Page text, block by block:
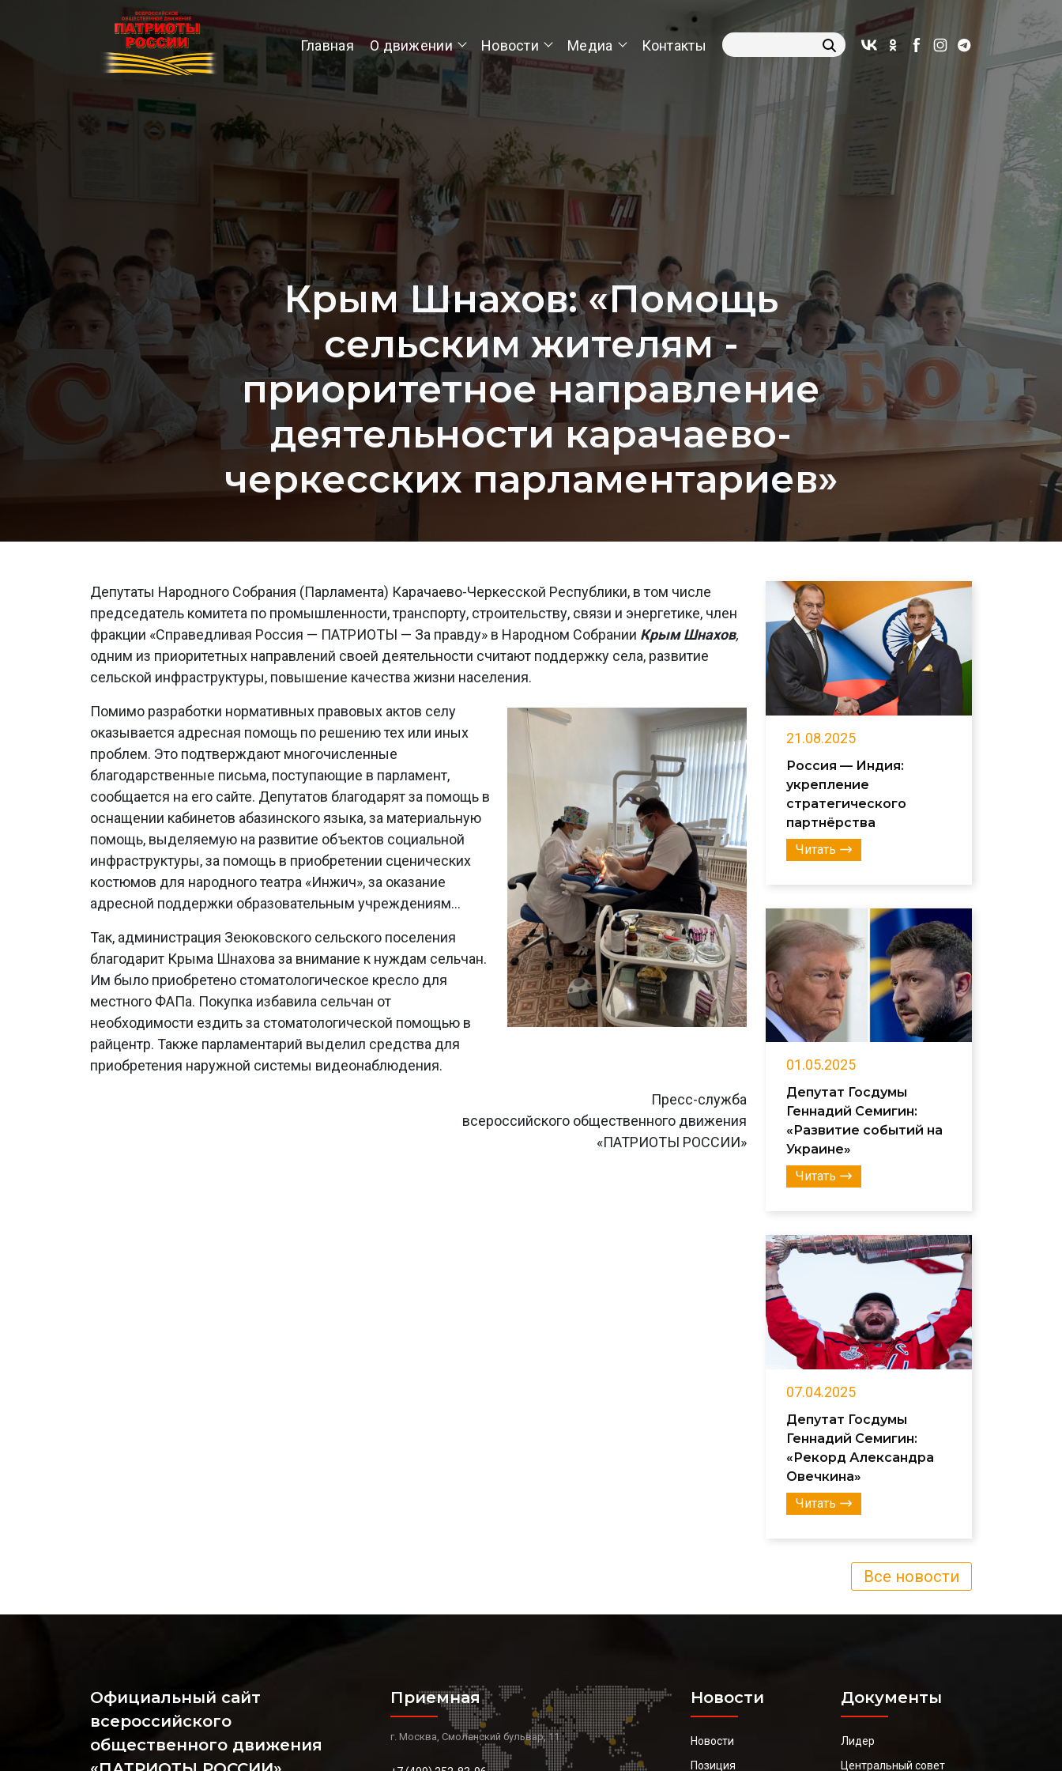
Главная О движении Новости Медиа Контакты
Крым Шнахов: «Помощь
сельским жителям -
приоритетное направление
деятельности карачаево-
черкесских парламентариев»
Депутаты Народного Собрания (Парламента) Карачаево-Черкесской Республики, в том числе
председатель комитета по промышленности, транспорту, строительству, связи и энергетике, член
фракции «Справедливая Россия — ПАТРИОТЫ — За правду» в Народном Собрании Крым Шнахов,
одним из приоритетных направлений своей деятельности считают поддержку села, развитие
сельской инфраструктуры, повышение качества жизни населения.
Помимо разработки нормативных правовых актов селу
оказывается адресная помощь по решению тех или иных
проблем. Это подтверждают многочисленные
благодарственные письма, поступающие в парламент,
сообщается на его сайте. Депутатов благодарят за помощь в
оснащении кабинетов абазинского языка, за материальную
помощь, выделяемую на развитие объектов социальной
инфраструктуры, за помощь в приобретении сценических
костюмов для народного театра «Инжич», за оказание
адресной поддержки образовательным учреждениям...
Так, администрация Зеюковского сельского поселения
благодарит Крыма Шнахова за внимание к нуждам сельчан.
Им было приобретено стоматологическое кресло для
местного ФАПа. Покупка избавила сельчан от
необходимости ездить за стоматологической помощью в
райцентр. Также парламентарий выделил средства для
приобретения наружной системы видеонаблюдения.
Пресс-служба
всероссийского общественного движения
«ПАТРИОТЫ РОССИИ»
21.08.2025
Россия — Индия:
укрепление
стратегического
партнёрства
Читать
01.05.2025
Депутат Госдумы
Геннадий Семигин:
«Развитие событий на
Украине»
Читать
07.04.2025
Депутат Госдумы
Геннадий Семигин:
«Рекорд Александра
Овечкина»
Читать
Все новости
Официальный сайт
всероссийского
общественного движения
Приемная
г. Москва, Смоленский бульвар, 11
Новости
Новости
Позиция
Документы
Лидер
Центральный совет